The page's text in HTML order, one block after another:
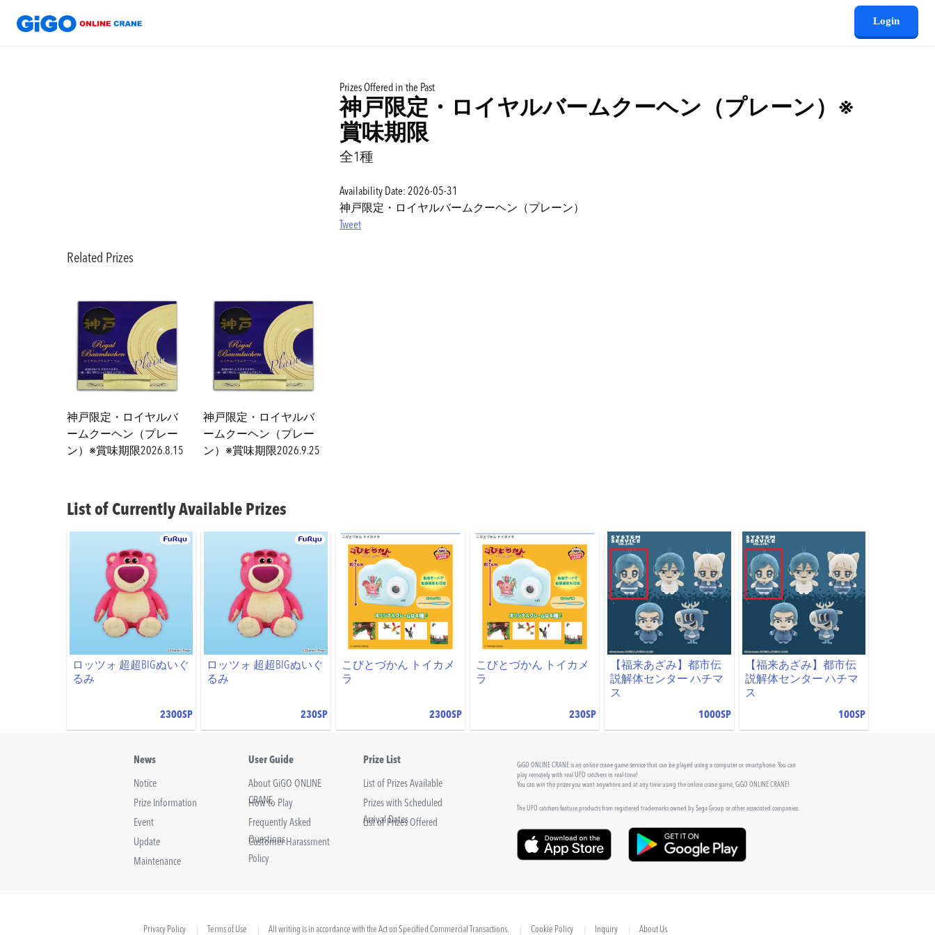
Login
Prizes Offered in the Past
神戸限定・ロイヤルバームクーヘン（プレーン）※
賞味期限
全1種
Availability Date: 2026-05-31
神戸限定・ロイヤルバームクーヘン（プレーン）
Tweet
Related Prizes
神戸限定・ロイヤルバ
ームクーヘン（プレー
ン）※賞味期限2026.8.15
神戸限定・ロイヤルバ
ームクーヘン（プレー
ン）※賞味期限2026.9.25
List of Currently Available Prizes
ロッツォ 超超BIGぬいぐ
るみ
2300SP
ロッツォ 超超BIGぬいぐ
るみ
230SP
こびとづかん トイカメ
ラ
2300SP
こびとづかん トイカメ
ラ
230SP
【福来あざみ】都市伝
説解体センター ハチマ
ス
1000SP
【福来あざみ】都市伝
説解体センター ハチマ
ス
100SP
News
Notice
Prize Information
Event
Update
Maintenance
User Guide
About GiGO ONLINE
CRANE
How to Play
Frequently Asked
Questions
Customer Harassment
Policy
Prize List
List of Prizes Available
Prizes with Scheduled
Arrival Dates
List of Prizes Offered
GiGO ONLINE CRANE is an online crane game service that can be played using a computer or smartphone. You can
play remotely with real UFO catchers in real-time!
You can win the prizes you want anywhere and at any time using the online crane game, GiGO ONLINE CRANE!
The UFO catchers feature products from registered trademarks owned by Sega Group or other associated companies.
Privacy Policy Terms of Use All writing is in accordance with the Act on Specified Commercial Transactions. Cookie Policy Inquiry About Us